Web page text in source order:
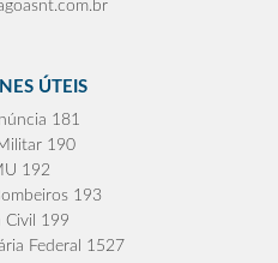
ÚTEIS
181
190
192
193
Civil 199
Federal 1527